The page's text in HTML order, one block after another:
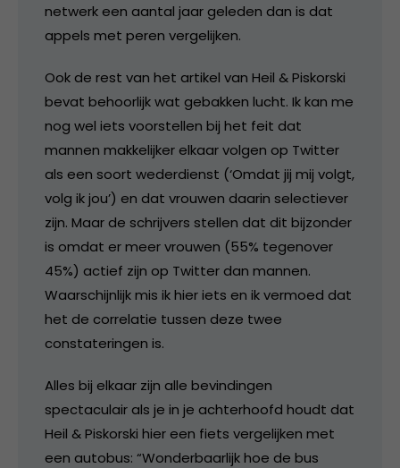
netwerk een aantal jaar geleden dan is dat
appels met peren vergelijken.
Ook de rest van het artikel van Heil & Piskorski
bevat behoorlijk wat gebakken lucht. Ik kan me
nog wel iets voorstellen bij het feit dat
mannen makkelijker elkaar volgen op Twitter
als een soort wederdienst (‘Omdat jij mij volgt,
volg ik jou’) en dat vrouwen daarin selectiever
zijn. Maar de schrijvers stellen dat dit bijzonder
is omdat er meer vrouwen (55% tegenover
45%) actief zijn op Twitter dan mannen.
Waarschijnlijk mis ik hier iets en ik vermoed dat
het de correlatie tussen deze twee
constateringen is.
Alles bij elkaar zijn alle bevindingen
spectaculair als je in je achterhoofd houdt dat
Heil & Piskorski hier een fiets vergelijken met
een autobus: “Wonderbaarlijk hoe de bus